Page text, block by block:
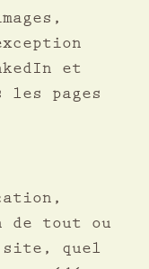
et
les pages
de tout ou
site, quel